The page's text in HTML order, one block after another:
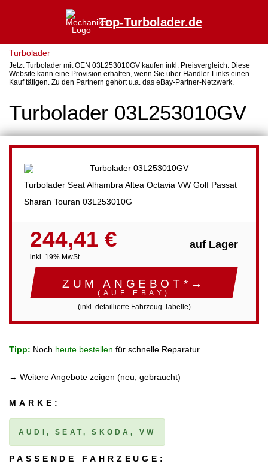
Top-Turbolader.de
Turbolader
Jetzt Turbolader mit OEN 03L253010GV kaufen inkl. Preisvergleich. Diese
Website kann eine Provision erhalten, wenn Sie über Händler-Links einen
Kauf tätigen. Zu den Partnern gehört u.a. das eBay-Partner-Netzwerk.
Turbolader 03L253010GV
Turbolader Seat Alhambra Altea Octavia VW Golf Passat
Sharan Touran 03L253010G
244,41 €
inkl. 19% MwSt.
auf Lager
ZUM ANGEBOT*→
(AUF EBAY)
(inkl. detaillierte Fahrzeug-Tabelle)
Tipp: Noch heute bestellen für schnelle Reparatur.
→ Weitere Angebote zeigen (neu, gebraucht)
MARKE:
AUDI, SEAT, SKODA, VW
PASSENDE FAHRZEUGE: